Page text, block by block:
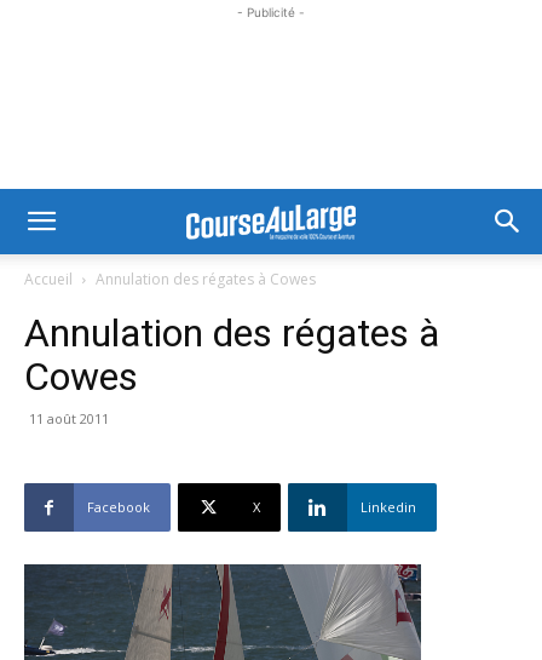
- Publicité -
Accueil Annulation des régates à Cowes
Annulation des régates à
Cowes
11 août 2011
Facebook X Linkedin